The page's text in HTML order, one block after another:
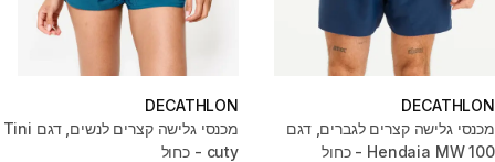
DECATHLON
מכנסי גלישה קצרים לגברים, דגם
100 Hendaia MW - כחול
DECATHLON
מכנסי גלישה קצרים לנשים, דגם Tini
cuty - כחול